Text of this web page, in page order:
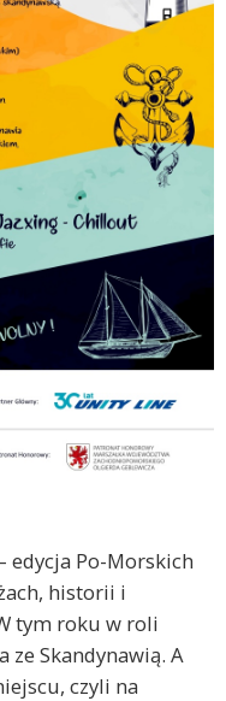
edycja Po-Morskich
historii i
tym roku w roli
ze Skandynawią. A
czyli na